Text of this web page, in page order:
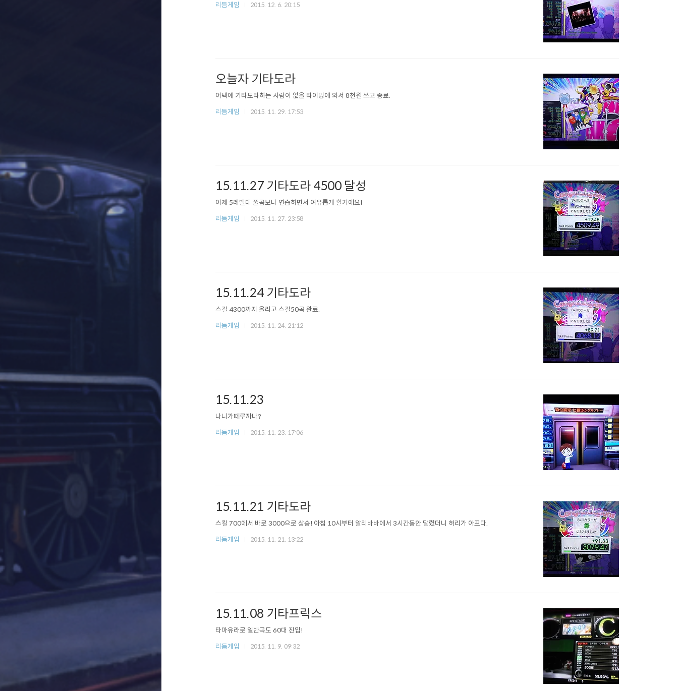
리듬게임
2015. 12. 6. 20:15
오늘자 기타도라
어택에 기타도라하는 사람이 없을 타이밍에 와서 8천원 쓰고 종료.
리듬게임
2015. 11. 29. 17:53
15.11.27 기타도라 4500 달성
이제 5레벨대 풀콤보나 연습하면서 여유롭게 할거에요!
리듬게임
2015. 11. 27. 23:58
15.11.24 기타도라
스킬 4300까지 올리고 스킬50곡 완료.
리듬게임
2015. 11. 24. 21:12
15.11.23
나니가떼루까나?
리듬게임
2015. 11. 23. 17:06
15.11.21 기타도라
스킬 700에서 바로 3000으로 상승! 아침 10시부터 알리바바에서 3시간동안 달렸더니 허리가 아프다.
리듬게임
2015. 11. 21. 13:22
15.11.08 기타프릭스
타마유라로 일반곡도 60대 진입!
리듬게임
2015. 11. 9. 09:32